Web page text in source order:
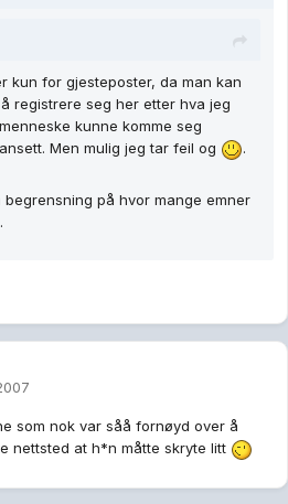
kun for gjesteposter, da man kan
registrere seg her etter hva jeg
kunne komme seg
Men mulig jeg tar feil og
.
på hvor mange emner
som nok var såå fornøyd over å
nettsted at h*n måtte skryte litt